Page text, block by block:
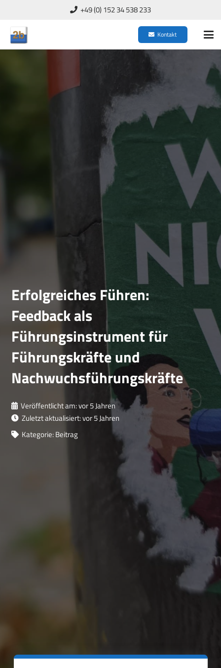
+49 (0) 152 34 538 233
Kontakt
Erfolgreiches Führen:
Feedback als
Führungsinstrument für
Führungskräfte und
Nachwuchsführungskräfte
Veröffentlicht am:vor 5 Jahren
Zuletzt aktualisiert:vor 5 Jahren
Kategorie:Beitrag